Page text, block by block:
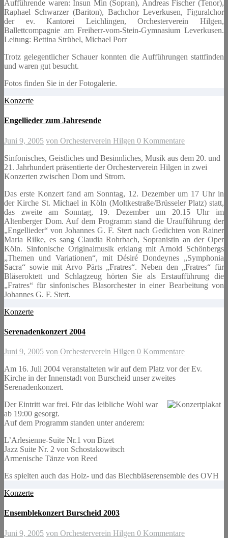
Aufführende waren: Insun Min (Sopran), Andreas Fischer (Tenor),
Raphael Schwarzer (Bariton), Bachchor Leverkusen, Figuralchor
der ev. Kantorei Leichlingen, Orchesterverein Hilgen,
Ballettcompagnie am Freiherr-vom-Stein-Gymnasium Leverkusen.
Leitung: Bettina Strübel, Michael Porr
Trotz gelegentlicher Schauer konnten die Aufführungen stattfinden
und waren gut besucht.
Fotos finden Sie in der Fotogalerie.
Konzerte
Engellieder zum Jahresende
Juni 9, 2005 von Orchesterverein Hilgen 0 Kommentare
Sinfonisches, Geistliches und Besinnliches, Musik aus dem 20. und
21. Jahrhundert präsentierte der Orchesterverein Hilgen in zwei
Konzerten zwischen Dom und Strom.
Das erste Konzert fand am Sonntag, 12. Dezember um 17 Uhr in
der Kirche St. Michael in Köln (Moltkestraße/Brüsseler Platz) statt,
das zweite am Sonntag, 19. Dezember um 20.15 Uhr im
Altenberger Dom. Auf dem Programm stand die Uraufführung der
„Engellieder“ von Johannes G. F. Stert nach Gedichten von Rainer
Maria Rilke, es sang Claudia Rohrbach, Sopranistin an der Oper
Köln. Sinfonische Originalmusik erklang mit Arnold Schönbergs
„Themen und Variationen“, mit Désiré Dondeynes „Symphonia
Sacra“ sowie mit Arvo Pärts „Fratres“. Neben den „Fratres“ für
Bläseroktett und Schlagzeug hörten Sie als Erstaufführung die
„Fratres“ für sinfonisches Blasorchester in einer Bearbeitung von
Johannes G. F. Stert.
Konzerte
Serenadenkonzert 2004
Juni 9, 2005 von Orchesterverein Hilgen 0 Kommentare
Am 16. Juli 2004 veranstalteten wir auf dem Platz vor der Ev.
Kirche in der Innenstadt von Burscheid unser zweites
Serenadenkonzert.
Der Eintritt war frei. Für das leibliche Wohl war
ab 19:00 gesorgt.
Auf dem Programm standen unter anderem:
L’Arlesienne-Suite Nr.1 von Bizet
Jazz Suite Nr. 2 von Schostakowitsch
Armenische Tänze von Reed
Es spielten auch das Holz- und das Blechbläserensemble des OVH
Konzerte
Ensemblekonzert Burscheid 2003
Juni 9, 2005 von Orchesterverein Hilgen 0 Kommentare